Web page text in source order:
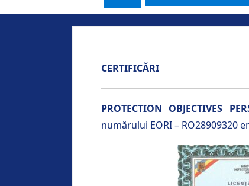
CERTIFICĂRI
PROTECTION OBJECTIVES
numărului EORI – RO28909320